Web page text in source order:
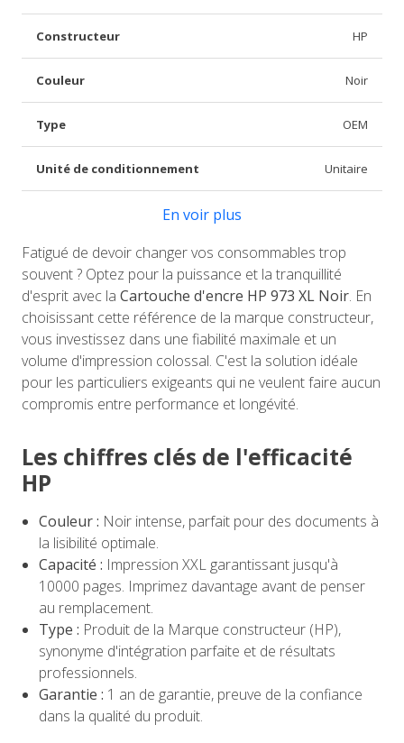
Constructeur HP
Couleur Noir
Type OEM
Unité de conditionnement Unitaire
En voir plus
Fatigué de devoir changer vos consommables trop
souvent ? Optez pour la puissance et la tranquillité
d'esprit avec la Cartouche d'encre HP 973 XL Noir. En
choisissant cette référence de la marque constructeur,
vous investissez dans une fiabilité maximale et un
volume d'impression colossal. C'est la solution idéale
pour les particuliers exigeants qui ne veulent faire aucun
compromis entre performance et longévité.
Les chiffres clés de l'efficacité
HP
Couleur : Noir intense, parfait pour des documents à
la lisibilité optimale.
Capacité : Impression XXL garantissant jusqu'à
10000 pages. Imprimez davantage avant de penser
au remplacement.
Type : Produit de la Marque constructeur (HP),
synonyme d'intégration parfaite et de résultats
professionnels.
Garantie : 1 an de garantie, preuve de la confiance
dans la qualité du produit.